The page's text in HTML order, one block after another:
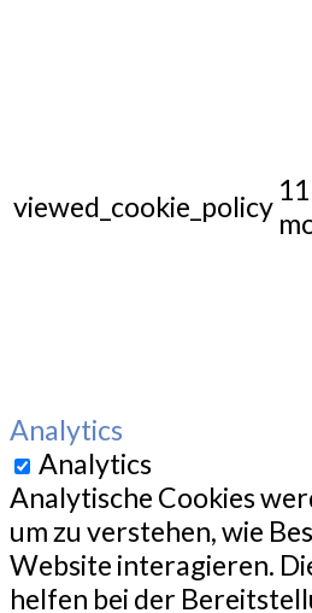
viewed_cookie_policy 11
Analytics
Analytics
Analytische Cookies
um zu verstehen, wie
Website interagieren.
helfen bei der